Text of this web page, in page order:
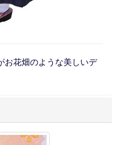
お花畑のような美しいデ